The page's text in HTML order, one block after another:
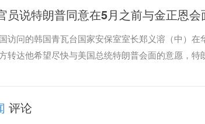
员说特朗普同意在5月之前与金正恩会
访问的韩国青瓦台国家安保室室长郑义溶（中）
转达他希望尽快与美国总统特朗普会面的意愿，特
评论